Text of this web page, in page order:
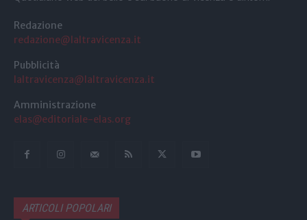
Redazione
redazione@laltravicenza.it
Pubblicità
laltravicenza@laltravicenza.it
Amministrazione
elas@editoriale-elas.org
ARTICOLI POPOLARI